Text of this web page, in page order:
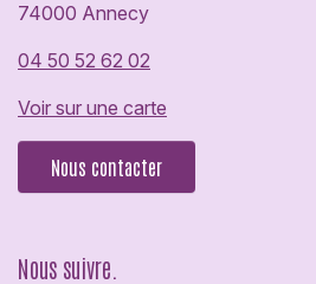
74000 Annecy
04 50 52 62 02
Voir sur une carte
Nous contacter
Nous suivre.